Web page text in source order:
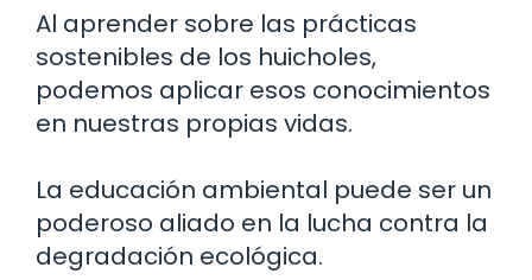
Al aprender sobre las prácticas
sostenibles de los huicholes,
podemos aplicar esos conocimientos
en nuestras propias vidas.
La educación ambiental puede ser un
poderoso aliado en la lucha contra la
degradación ecológica.